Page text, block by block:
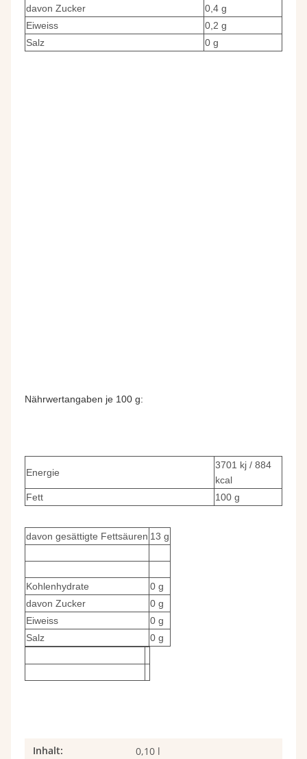
davon Zucker
0,4 g
Eiweiss
0,2 g
Salz
0 g
Nährwertangaben je 100 g:
Energie
3701 kj / 884
kcal
Fett
100 g
davon gesättigte Fettsäuren 13 g
Kohlenhydrate
0 g
davon Zucker
0 g
Eiweiss
0 g
Salz
0 g
Produkteigenschaft
Wert
Inhalt: 0,10 l